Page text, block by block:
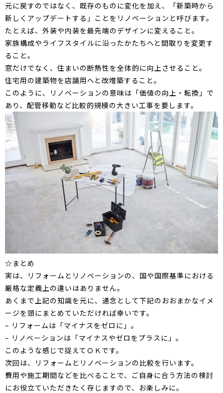
元に戻すのではなく、既存のものに変化を加え、「新築時から
新しくアップデートする」ことをリノベーションと呼びます。
たとえば、外装や内装を最先端のデザインに変えること。
家族構成やライフスタイルに沿ったかたちへと間取りを変更す
ること。
窓だけでなく、住まいの断熱性を全体的に向上させること。
住宅用の建築物を店舗用へと改増築すること。
このように、リノベーションの意味は「価値の向上・転換」で
あり、配管移動など比較的規模の大きい工事を要します。
☆まとめ
実は、リフォームとリノベーションの、国や国際基準における
厳格な定義上の違いはありません。
あくまで上記の知識を元に、通念として下記のおおまかなイメ
ージを頭にまとめていただければ幸いです。
– リフォームは「マイナスをゼロに」。
– リノベーションは「マイナスやゼロをプラスに」。
このような感じで捉えてＯＫです。
次回は、リフォームとリノベーションの比較を行います。
費用や施工期間などを比べることで、ご自身に合う方法の検討
にお役立ていただきたく存じますので、お楽しみに。